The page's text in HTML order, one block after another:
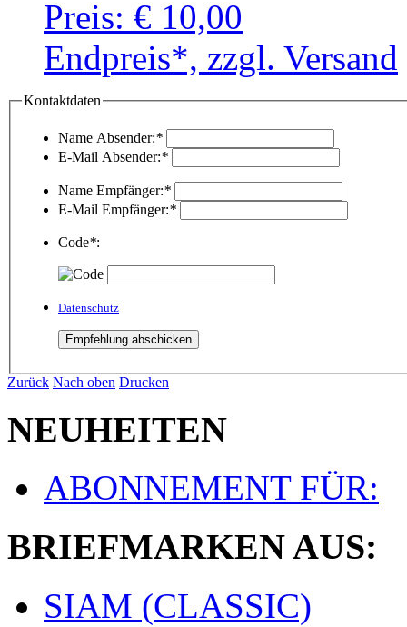
Preis: € 10,00
Endpreis*, zzgl. Versand
Kontaktdaten
Name Absender:*
E-Mail Absender:*
Name Empfänger:*
E-Mail Empfänger:*
Code*:
Datenschutz
Zurück Nach oben Drucken
NEUHEITEN
ABONNEMENT FÜR:
BRIEFMARKEN AUS:
SIAM (CLASSIC)